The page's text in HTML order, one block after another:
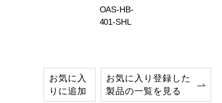
OAS-HB-
401-SHL
お気に入
りに追加
お気に入り登録した
製品の一覧を見る